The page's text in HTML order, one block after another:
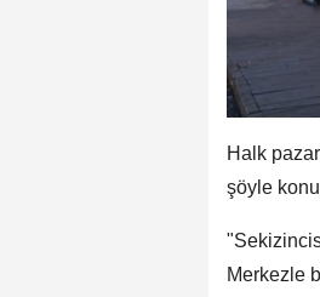
Halk
şöyle
Merkezle